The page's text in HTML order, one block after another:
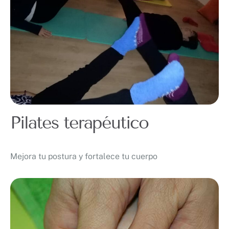
Pilates terapéutico
Mejora tu postura y fortalece tu cuerpo